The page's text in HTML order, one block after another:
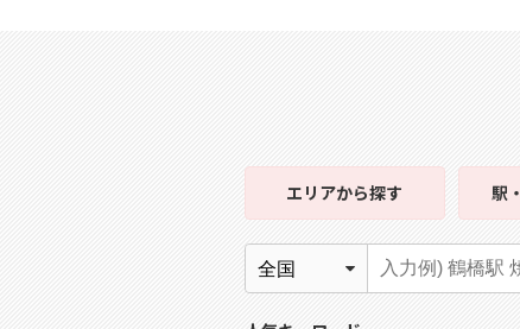
エリアから探す 駅